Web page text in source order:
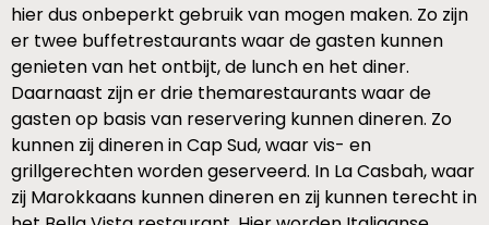
hier dus onbeperkt gebruik van mogen maken. Zo zijn
er twee buffetrestaurants waar de gasten kunnen
genieten van het ontbijt, de lunch en het diner.
Daarnaast zijn er drie themarestaurants waar de
gasten op basis van reservering kunnen dineren. Zo
kunnen zij dineren in Cap Sud, waar vis- en
grillgerechten worden geserveerd. In La Casbah, waar
zij Marokkaans kunnen dineren en zij kunnen terecht in